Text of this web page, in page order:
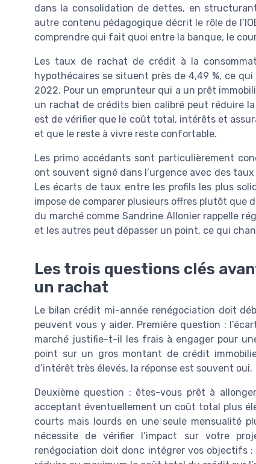
dans la consolidation de dettes, en
autre contenu pédagogique décrit le rôle de
comprendre qui fait quoi entre la banque, le
Les taux de rachat de crédit à la
hypothécaires se situent près de 4,49 %, ce
2022. Pour un emprunteur qui a un prêt
un rachat de crédits bien calibré peut réduire la
est de vérifier que le coût total, intérêts et
et que le reste à vivre reste confortable.
Les primo accédants sont particulièrement
ont souvent signé dans l’urgence avec des
Les écarts de taux entre les profils les plus
impose de comparer plusieurs offres plutôt que
du marché comme Sandrine Allonier rappelle
et les autres peut dépasser un point, ce qui
Les trois questions clés
un rachat
Le bilan crédit mi-année renégociation doit
peuvent vous y aider. Première question :
marché justifie-t-il les frais à engager pour
point sur un gros montant de crédit
d’intérêt très élevés, la réponse est souvent oui.
Deuxième question : êtes-vous prêt à
acceptant éventuellement un coût total plus
courts mais lourds en une seule mensualité
nécessite de vérifier l’impact sur votre
renégociation doit donc intégrer vos objectifs